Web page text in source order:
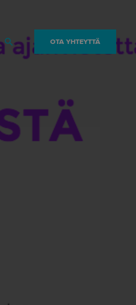
Haku
OTA YHTEYTTÄ